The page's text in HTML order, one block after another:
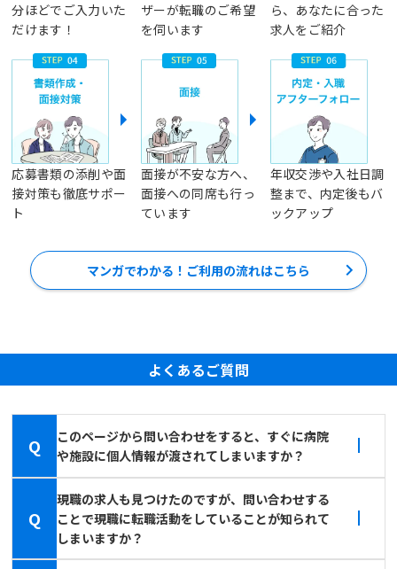
分ほどでご入力いた
だけます！
ザーが転職のご希望
を伺います
ら、あなたに合った
求人をご紹介
応募書類の添削や面
接対策も徹底サポー
ト
面接が不安な方へ、
面接への同席も行っ
ています
年収交渉や入社日調
整まで、内定後もバ
ックアップ
マンガでわかる！ご利用の流れはこちら
よくあるご質問
Q
このページから問い合わせをすると、すぐに病院
や施設に個人情報が渡されてしまいますか？
Q
現職の求人も見つけたのですが、問い合わせする
ことで現職に転職活動をしていることが知られて
しまいますか？